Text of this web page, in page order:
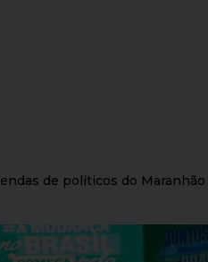
de políticos do Maranhão